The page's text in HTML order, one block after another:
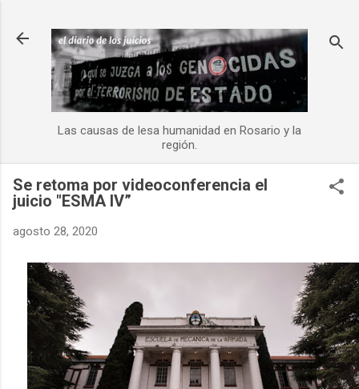
Las causas de lesa humanidad en Rosario y la
región.
Se retoma por videoconferencia el
juicio "ESMA IV”
agosto 28, 2020